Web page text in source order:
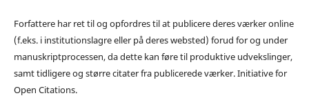
Forfattere har ret til og opfordres til at publicere deres værker online
(f.eks. i institutionslagre eller på deres websted) forud for og under
manuskriptprocessen, da dette kan føre til produktive udvekslinger,
samt tidligere og større citater fra publicerede værker. Initiative for
Open Citations.